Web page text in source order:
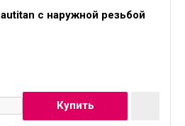
с наружной резьбой